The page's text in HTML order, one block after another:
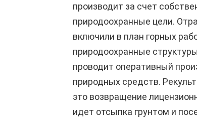
производит за счет
природоохранные цели.
включили в план горных
природоохранные
проводит оперативный
природных средств.
это возвращение
идет отсыпка грунтом и